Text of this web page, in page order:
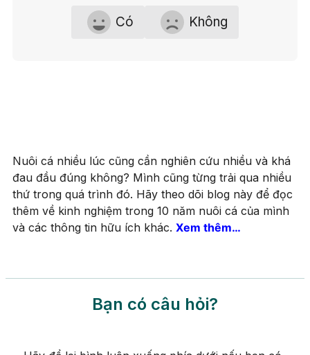
Có Không
Nuôi cá nhiều lúc cũng cần nghiên cứu nhiều và khá
đau đầu đúng không? Mình cũng từng trải qua nhiều
thứ trong quá trình đó. Hãy theo dõi blog này để đọc
thêm về kinh nghiệm trong 10 năm nuôi cá của mình
và các thông tin hữu ích khác. Xem thêm…
Bạn có câu hỏi?